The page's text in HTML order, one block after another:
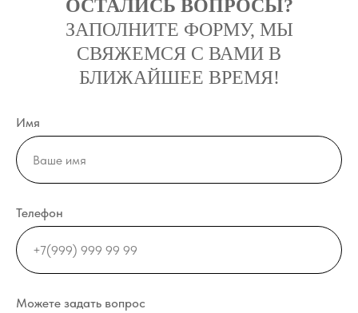
ОСТАЛИСЬ ВОПРОСЫ?
ЗАПОЛНИТЕ ФОРМУ, МЫ
СВЯЖЕМСЯ С ВАМИ В
БЛИЖАЙШЕЕ ВРЕМЯ!
Имя
Телефон
Можете задать вопрос